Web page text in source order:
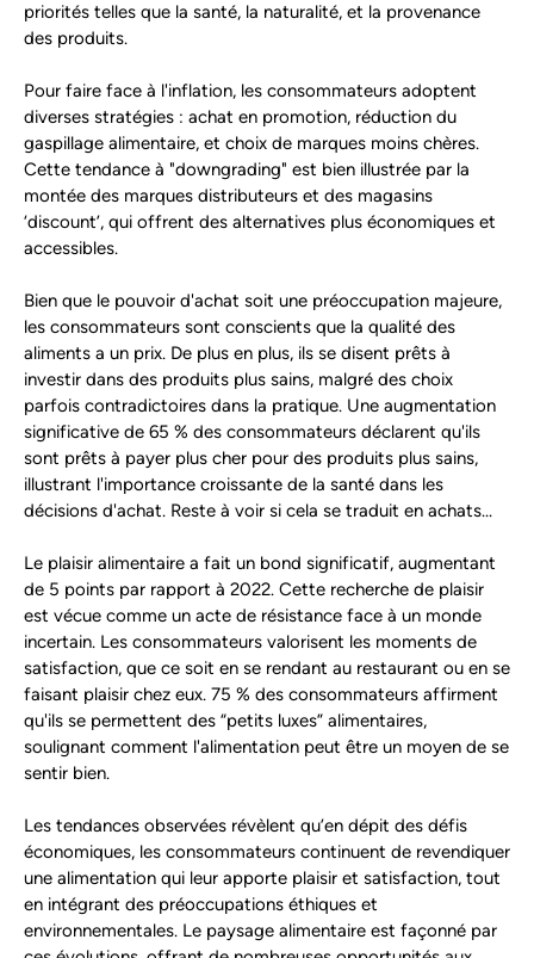
priorités telles que la santé, la naturalité, et la provenance
des produits.
Pour faire face à l'inflation, les consommateurs adoptent
diverses stratégies : achat en promotion, réduction du
gaspillage alimentaire, et choix de marques moins chères.
Cette tendance à "downgrading" est bien illustrée par la
montée des marques distributeurs et des magasins
‘discount’, qui offrent des alternatives plus économiques et
accessibles.
Bien que le pouvoir d'achat soit une préoccupation majeure,
les consommateurs sont conscients que la qualité des
aliments a un prix. De plus en plus, ils se disent prêts à
investir dans des produits plus sains, malgré des choix
parfois contradictoires dans la pratique. Une augmentation
significative de 65 % des consommateurs déclarent qu'ils
sont prêts à payer plus cher pour des produits plus sains,
illustrant l'importance croissante de la santé dans les
décisions d'achat. Reste à voir si cela se traduit en achats...
Le plaisir alimentaire a fait un bond significatif, augmentant
de 5 points par rapport à 2022. Cette recherche de plaisir
est vécue comme un acte de résistance face à un monde
incertain. Les consommateurs valorisent les moments de
satisfaction, que ce soit en se rendant au restaurant ou en se
faisant plaisir chez eux. 75 % des consommateurs affirment
qu'ils se permettent des “petits luxes” alimentaires,
soulignant comment l'alimentation peut être un moyen de se
sentir bien.
Les tendances observées révèlent qu’en dépit des défis
économiques, les consommateurs continuent de revendiquer
une alimentation qui leur apporte plaisir et satisfaction, tout
en intégrant des préoccupations éthiques et
environnementales. Le paysage alimentaire est façonné par